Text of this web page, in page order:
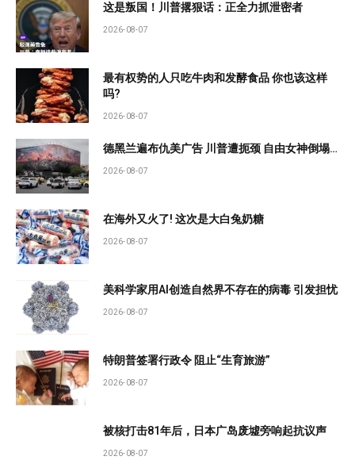
这是叛国！川普撂狠话：正全力抓泄密者
2026-08-07
最有权势的人只吃牛肉和发酵食品 你也该这样
吗?
2026-08-07
德黑兰遍布仇美广告 川普遭扼颈 自由女神倒塌…
2026-08-07
在海外又火了! 这次是大白兔奶糖
2026-08-07
美科学家用AI创造自然界不存在的病毒 引发担忧
2026-08-07
特朗普签署行政令 阻止“生育旅游”
2026-08-07
被核打击81年后，日本广岛废墟旁响起抗议声
2026-08-07